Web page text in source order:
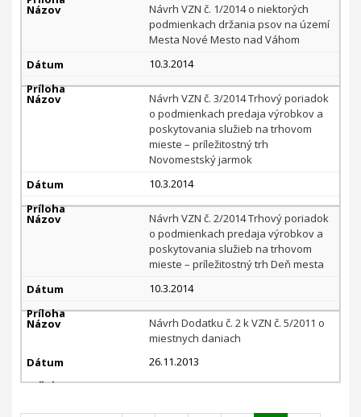
Návrh VZN č. 1/2014 o niektorých
podmienkach držania psov na území
Mesta Nové Mesto nad Váhom
10.3.2014
Návrh VZN č. 3/2014 Trhový poriadok
o podmienkach predaja výrobkov a
poskytovania služieb na trhovom
mieste – príležitostný trh
Novomestský jarmok
10.3.2014
Návrh VZN č. 2/2014 Trhový poriadok
o podmienkach predaja výrobkov a
poskytovania služieb na trhovom
mieste – príležitostný trh Deň mesta
10.3.2014
Návrh Dodatku č. 2 k VZN č. 5/2011 o
miestnych daniach
26.11.2013